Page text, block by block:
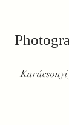
Karácsonyi